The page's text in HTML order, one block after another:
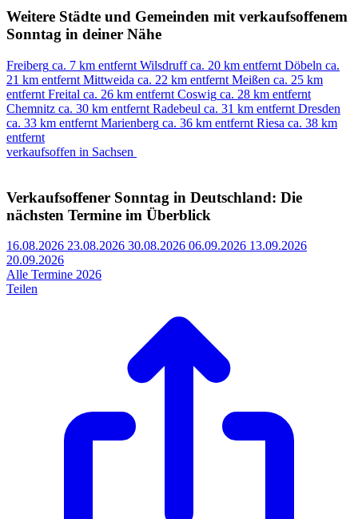
Weitere Städte und Gemeinden mit verkaufsoffenem
Sonntag in deiner Nähe
Freiberg ca. 7 km entfernt Wilsdruff ca. 20 km entfernt Döbeln ca.
21 km entfernt Mittweida ca. 22 km entfernt Meißen ca. 25 km
entfernt Freital ca. 26 km entfernt Coswig ca. 28 km entfernt
Chemnitz ca. 30 km entfernt Radebeul ca. 31 km entfernt Dresden
ca. 33 km entfernt Marienberg ca. 36 km entfernt Riesa ca. 38 km
entfernt
verkaufsoffen in Sachsen
Verkaufsoffener Sonntag in Deutschland: Die
nächsten Termine im Überblick
16.08.2026 23.08.2026 30.08.2026 06.09.2026 13.09.2026
20.09.2026
Alle Termine 2026
Teilen